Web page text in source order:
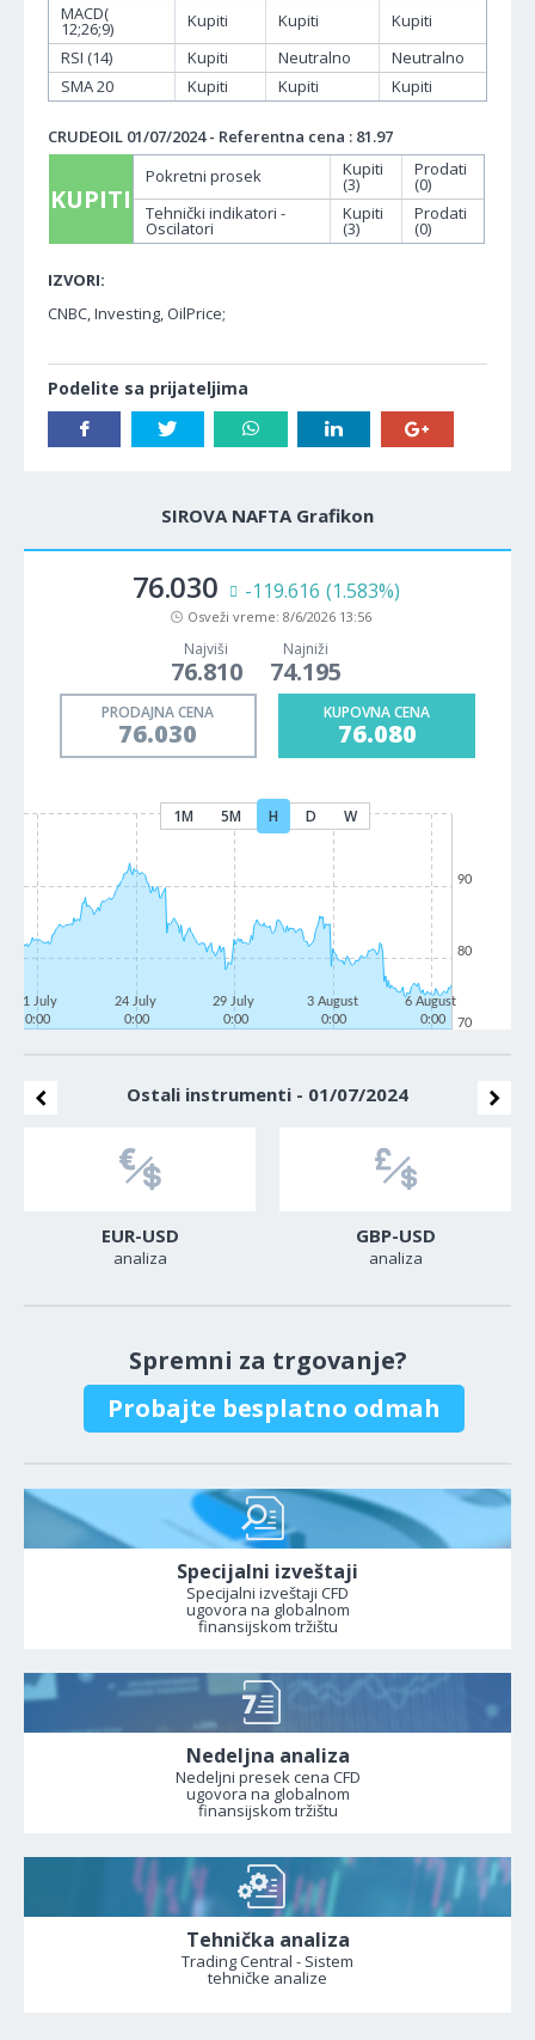
MACD(
12;26;9) Kupiti Kupiti
Kupiti
RSI (14)
Kupiti Neutralno
Neutralno
SMA 20
Kupiti Kupiti Kupiti
CRUDEOIL 01/07/2024 - Referentna cena : 81.97
KUPITI
Pokretni prosek Kupiti
(3)
Prodati
(0)
Tehnički indikatori -
Oscilatori
Kupiti
(3)
Prodati
(0)
IZVORI:
CNBC, Investing, OilPrice;
Podelite sa prijateljima
SIROVA NAFTA Grafikon
76.030 -119.616 (1.583%)
Osveži vreme: 8/6/2026 13:56
Najviši
76.810
Najniži
74.195
PRODAJNA CENA
76.030
KUPOVNA CENA
76.080
1M 5M H D W
21 July
0:00
24 July
0:00
29 July
0:00
3 August
0:00
6 August
0:00
70
80
90
Ostali instrumenti - 01/07/2024
EUR-USD
analiza
GBP-USD
analiza
Spremni za trgovanje?
Probajte besplatno odmah
Specijalni izveštaji
Specijalni izveštaji CFD
ugovora na globalnom
finansijskom tržištu
Nedeljna analiza
Nedeljni presek cena CFD
ugovora na globalnom
finansijskom tržištu
Tehnička analiza
Trading Central - Sistem
tehničke analize